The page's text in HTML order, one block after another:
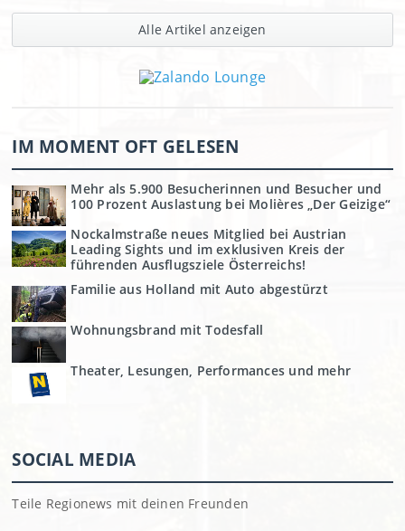
Alle Artikel anzeigen
IM MOMENT OFT GELESEN
Mehr als 5.900 Besucherinnen und Besucher und
100 Prozent Auslastung bei Molières „Der Geizige“
Nockalmstraße neues Mitglied bei Austrian
Leading Sights und im exklusiven Kreis der
führenden Ausflugsziele Österreichs!
Familie aus Holland mit Auto abgestürzt
Wohnungsbrand mit Todesfall
Theater, Lesungen, Performances und mehr
SOCIAL MEDIA
Teile Regionews mit deinen Freunden